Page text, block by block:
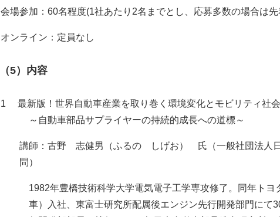
会場参加：60名程度(1社あたり2名までとし、応募多数の場合は
オンライン：定員なし
（5）内容
1 最新版！世界自動車産業を取り巻く環境変化とモビリティ社
～自動車部品サプライヤーの持続的成長への道標～
講師：古野 志健男（ふるの しげお） 氏（一般社団法人
問）
1982年豊橋技術科学大学電気電子工学専攻修了。同年トヨ
車）入社、東富士研究所配属後エンジン先行開発部門にて